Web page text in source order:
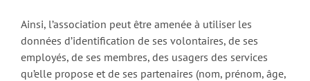
Ainsi, l’association peut être amenée à utiliser les
données d’identification de ses volontaires, de ses
employés, de ses membres, des usagers des services
qu’elle propose et de ses partenaires (nom, prénom, âge,